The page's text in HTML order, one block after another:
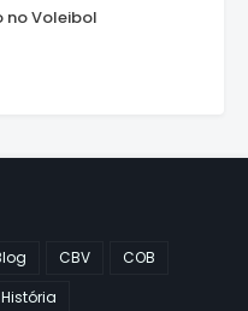
no Voleibol
CBV
COB
História